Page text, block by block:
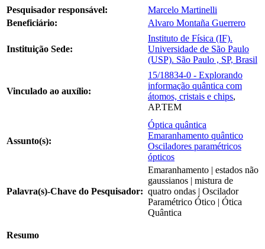
Pesquisador responsável:
Marcelo Martinelli
Beneficiário:
Alvaro Montaña Guerrero
Instituição Sede:
Instituto de Física (IF).
Universidade de São Paulo
(USP). São Paulo , SP, Brasil
Vinculado ao auxílio:
15/18834-0 - Explorando
informação quântica com
átomos, cristais e chips,
AP.TEM
Assunto(s):
Óptica quântica
Emaranhamento quântico
Osciladores paramétricos
ópticos
Palavra(s)-Chave do Pesquisador:
Emaranhamento | estados não
gaussianos | mistura de
quatro ondas | Oscilador
Paramétrico Ótico | Ótica
Quântica
Resumo